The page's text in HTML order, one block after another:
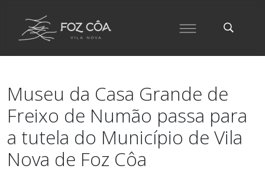
Museu da Casa Grande de
Freixo de Numão passa para
a tutela do Município de Vila
Nova de Foz Côa